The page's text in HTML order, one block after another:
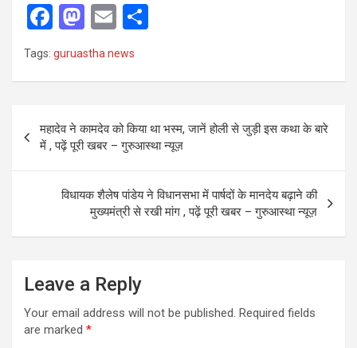
F
ce
o
o
k
M
a
st
d
o
n
E
ail
Tags: guruastha news
navigation
महादेव ने कामदेव को किया था भस्म, जानें होली से जुड़ी इस कथा के बारे
में , पढ़ें पूरी खबर – गुरुआस्था न्यूज़
विधायक शैलेष पांडेय ने विधानसभा में पार्षदों के मानदेय बढ़ाने की
मुख्यमंत्री से रखी मांग , पढ़ें पूरी खबर – गुरुआस्था न्यूज़
Leave a Reply
Your email address will not be published. Required fields
are marked *